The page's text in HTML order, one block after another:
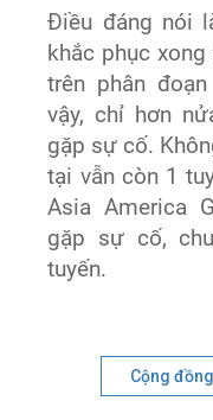
Điều đáng nói
khắc phục
trên phân
vậy, chỉ hơn
gặp sự cố.
tại vẫn còn 1
Asia America
gặp sự cố,
tuyến.
Cộng đồng